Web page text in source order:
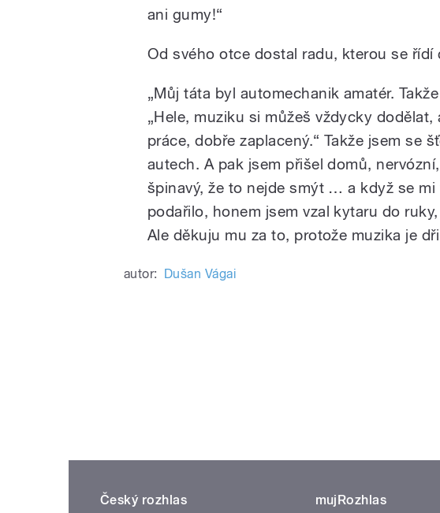
ani gumy!“
Od svého otce dostal radu, kterou se řídí
„Můj táta byl automechanik amatér.
„Hele, muziku si můžeš vždycky
práce, dobře zaplacený.“ Takže jsem se
autech. A pak jsem přišel domů,
špinavý, že to nejde smýt … a když se
podařilo, honem jsem vzal kytaru do
Ale děkuju mu za to, protože muzika je
autor: Dušan Vágai
Český rozhlas mujRozhlas